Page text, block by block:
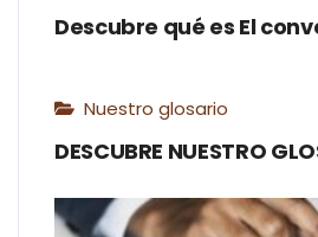
Descubre qué es El
Nuestro glosario
DESCUBRE NUESTRO